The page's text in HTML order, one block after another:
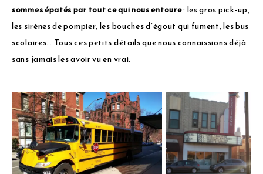
sommes épatés par tout ce qui nous entoure: les gros pick-up,
les sirènes de pompier, les bouches d’égout qui fument, les bus
scolaires… Tous ces petits détails que nous connaissions déjà
sans jamais les avoir vu en vrai.